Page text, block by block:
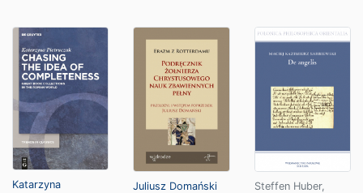
Katarzyna
Juliusz Domański Steffen Huber,